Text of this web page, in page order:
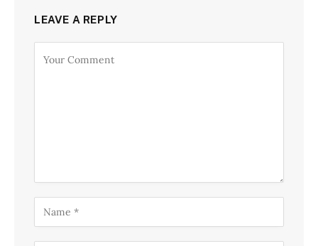
LEAVE A REPLY